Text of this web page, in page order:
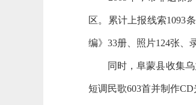
区。累计上报线索1093
编》33册、照片124张、
同时，阜蒙县收集乌力
短调民歌603首并制作